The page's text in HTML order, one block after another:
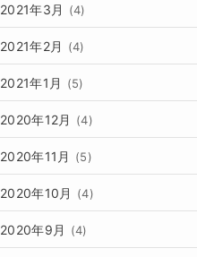
2021年3月 (4)
2021年2月 (4)
2021年1月 (5)
2020年12月 (4)
2020年11月 (5)
2020年10月 (4)
2020年9月 (4)